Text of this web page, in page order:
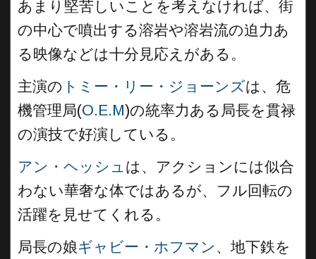
あまり堅苦しいことを考えなければ、街
の中心で噴出する溶岩や溶岩流の迫力あ
る映像などは十分見応えがある。
主演の トミー・リー・ジョーンズは、危
機管理局(O.E.M)の統率力ある局長を貫禄
の演技で好演している。
アン・ヘッシュ は、アクションには似合
わない華奢な体ではあるが、フル回転の
活躍を見せてくれる。
局長の娘ギャビー・ホフマン 、地下鉄を